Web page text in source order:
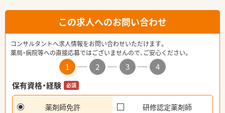
この求人へのお問い合わせ
コンサルタントへ求人情報をお問い合わせいただけます。
薬局・病院等への直接応募ではございませんので、ご安心ください。
1 2 3
4
保有資格・経験
必須
薬剤師免許 研修認定薬剤師